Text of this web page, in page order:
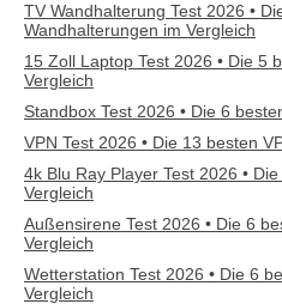
TV Wandhalterung Test 2026 •
Wandhalterungen im Vergleich
15 Zoll Laptop Test 2026 • Die 5
Vergleich
Standbox Test 2026 • Die 6
VPN Test 2026 • Die 13 besten
4k Blu Ray Player Test 2026 •
Vergleich
Außensirene Test 2026 • Die 6
Vergleich
Wetterstation Test 2026 • Die 6
Vergleich